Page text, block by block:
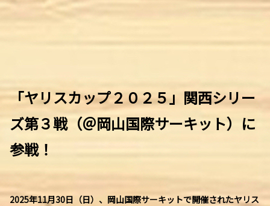
「ヤリスカップ２０２５」 関西シリー
ズ第３戦（＠岡山国際サーキット）に
参戦！
2025年11月30日（日）、岡山国際サーキットで開催されたヤリス